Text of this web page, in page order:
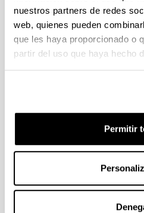
nuestros partners de redes
web, quienes pueden
que les haya proporcionado o
partir del uso que haya hecho
Permitir
Jornadas Campus
12 de junio 2019
14 y 15 de junio de